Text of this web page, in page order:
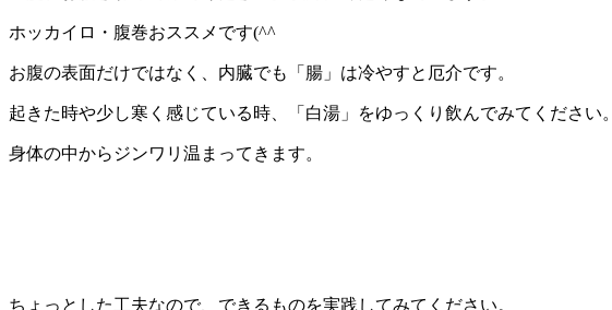
ホッカイロ・腹巻おススメです(^^
お腹の表面だけではなく、内臓でも「腸」は冷やすと厄介です。
起きた時や少し寒く感じている時、「白湯」をゆっくり飲んでみてください。
身体の中からジンワリ温まってきます。
ちょっとした工夫なので、できるものを実践してみてください。